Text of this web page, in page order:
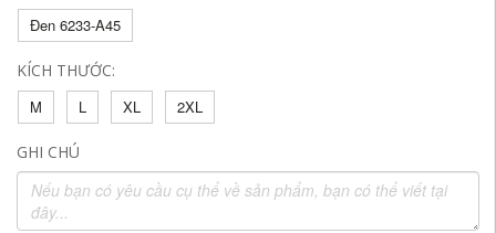
Đen 6233-A45
KÍCH THƯỚC:
M
L XL 2XL
GHI CHÚ